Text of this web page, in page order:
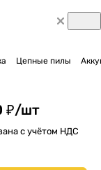
Цепные пилы
₽/шт
с учётом НДС